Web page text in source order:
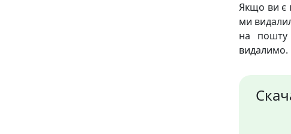
Якщо ви є
ми
на пошту
видалимо.